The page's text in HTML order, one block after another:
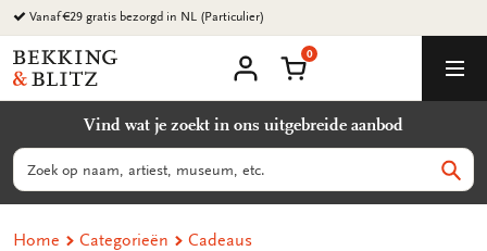
Ga
naar
content
Vanaf €29 gratis bezorgd in NL (Particulier)
Bekking
&
B.V.
account
Winkelmand
0
Vind wat je zoekt in ons uitgebreide aanbod
Zoeken
Home Categorieën Cadeaus